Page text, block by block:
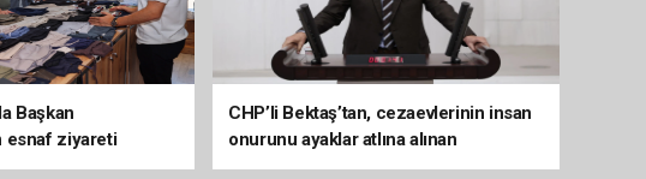
Başkan
esnaf ziyareti
CHP’li Bektaş’tan, cezaevlerinin insan
onurunu ayaklar atlına alınan
mekânlara dönüşmesine tepki